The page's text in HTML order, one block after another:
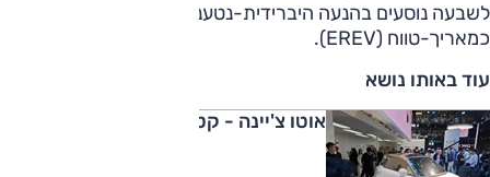
לשבעה נוסעים בהנעה היברידית-נטענת עם מנוע בנזין
כמאריך-טווח (EREV).
עוד באותו נושא
אוטו צ'יינה - קטנה מול גדולים (חלק ב')